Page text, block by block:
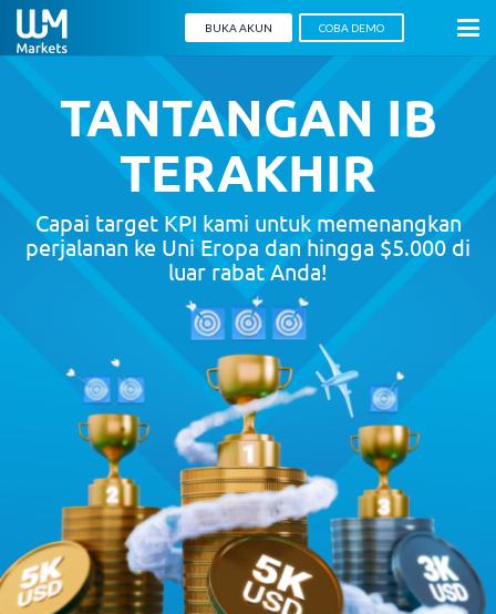
BUKA AKUN COBA DEMO
TANTANGAN IB
TERAKHIR
Capai target KPI kami untuk memenangkan
perjalanan ke Uni Eropa dan hingga $5.000 di
luar rabat Anda!